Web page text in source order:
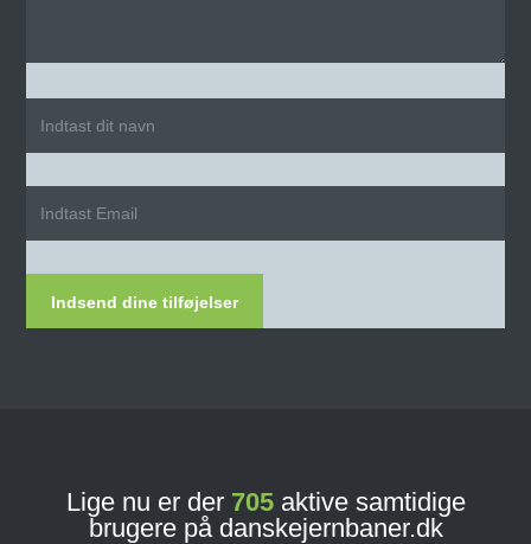
Indsend dine tilføjelser
Lige nu er der 705aktive samtidige
brugere på danskejernbaner.dk